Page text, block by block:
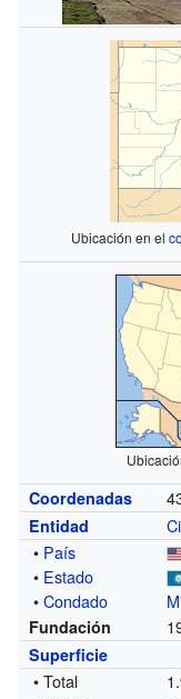
Ubicación en el
Coordenadas
Entidad
• País
• Estado
•Condado
Fundación
Superficie
• Total